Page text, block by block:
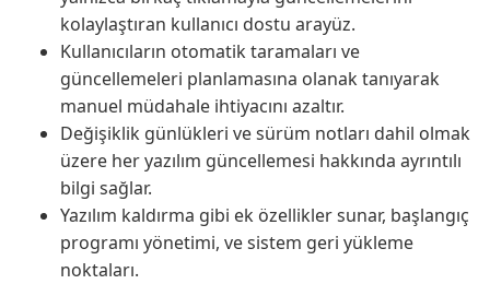
kolaylaştıran kullanıcı dostu arayüz.
Kullanıcıların otomatik taramaları ve
güncellemeleri planlamasına olanak tanıyarak
manuel müdahale ihtiyacını azaltır.
Değişiklik günlükleri ve sürüm notları dahil olmak
üzere her yazılım güncellemesi hakkında ayrıntılı
bilgi sağlar.
Yazılım kaldırma gibi ek özellikler sunar, başlangıç
programı yönetimi, ve sistem geri yükleme
noktaları.